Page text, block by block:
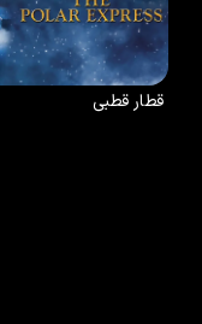
2004
قطار قطبی